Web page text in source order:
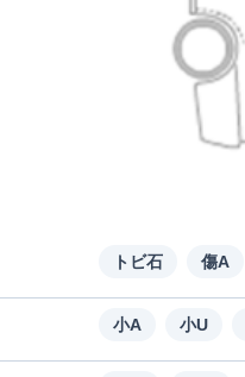
トビ石 傷A
小A 小U